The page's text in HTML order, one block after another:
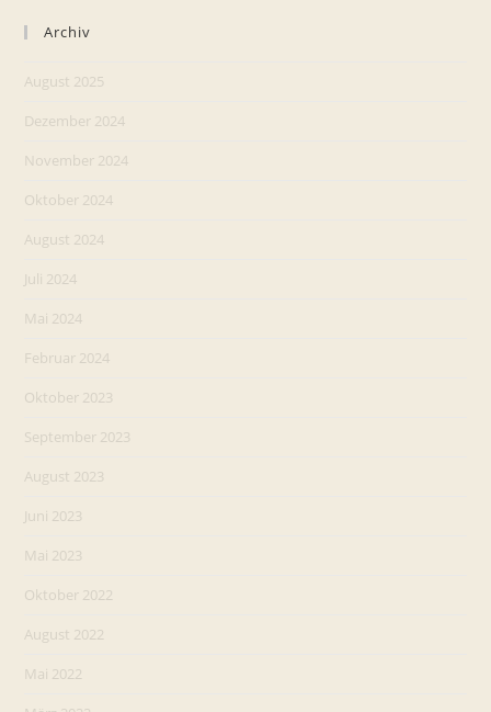
Archiv
August 2025
Dezember 2024
November 2024
Oktober 2024
August 2024
Juli 2024
Mai 2024
Februar 2024
Oktober 2023
September 2023
August 2023
Juni 2023
Mai 2023
Oktober 2022
August 2022
Mai 2022